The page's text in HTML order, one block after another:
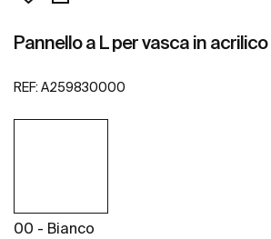
Pannello a L per vasca in acrilico
REF: A259830000
00 - Bianco